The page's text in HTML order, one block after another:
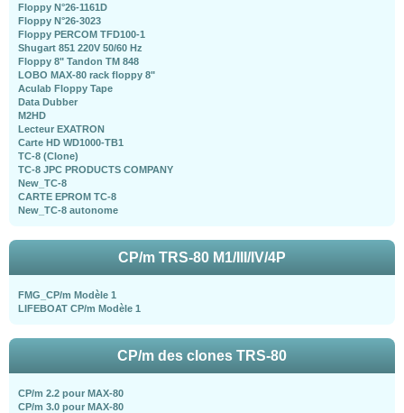
Floppy N°26-1161D
Floppy N°26-3023
Floppy PERCOM TFD100-1
Shugart 851 220V 50/60 Hz
Floppy 8" Tandon TM 848
LOBO MAX-80 rack floppy 8"
Aculab Floppy Tape
Data Dubber
M2HD
Lecteur EXATRON
Carte HD WD1000-TB1
TC-8 (Clone)
TC-8 JPC PRODUCTS COMPANY
New_TC-8
CARTE EPROM TC-8
New_TC-8 autonome
CP/m TRS-80 M1/III/IV/4P
FMG_CP/m Modèle 1
LIFEBOAT CP/m Modèle 1
CP/m des clones TRS-80
CP/m 2.2 pour MAX-80
CP/m 3.0 pour MAX-80